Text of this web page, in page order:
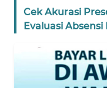
Cek Akurasi
Evaluasi
Regional
SUMUT